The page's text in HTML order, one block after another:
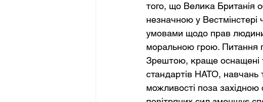
того, що Велика Британія
незначною у Вестмінстері
умовами щодо прав
моральною грою. Питання
Зрештою, краще оснащені
стандартів НАТО, навчань
можливості поза